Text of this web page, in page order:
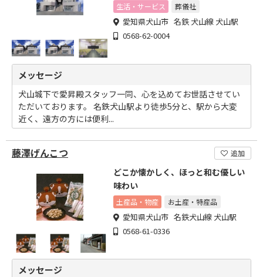
生活・サービス 葬儀社
愛知県犬山市 名鉄 犬山線 犬山駅
0568-62-0004
メッセージ
犬山城下で愛昇殿スタッフ一同、心を込めてお世話させてい
ただいております。 名鉄犬山駅より徒歩5分と、駅から大変
近く、遠方の方には便利...
藤澤げんこつ 追加
どこか懐かしく、ほっと和む優しい
味わい
土産品・物産 お土産・特産品
愛知県犬山市 名鉄犬山線 犬山駅
0568-61-0336
メッセージ